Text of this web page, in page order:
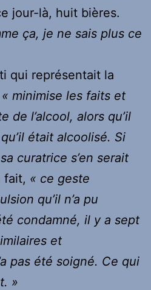
jour-là, huit bières.
ça, je ne sais plus ce
qui représentait la
« minimise les faits et
de l’alcool, alors qu’il
était alcoolisé. Si
curatrice s’en serait
fait, « ce geste
qu’il n’a pu
condamné, il y a sept
et
pas été soigné. Ce qui
»